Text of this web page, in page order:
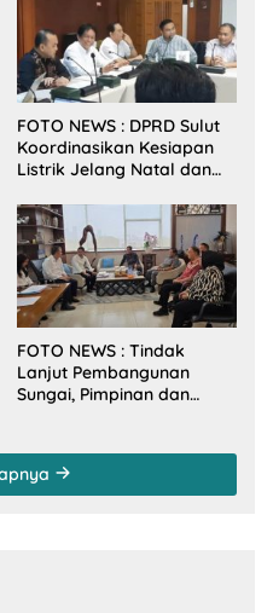
FOTO NEWS : DPRD Sulut
Koordinasikan Kesiapan
Listrik Jelang Natal dan
FOTO NEWS : Tindak
Lanjut Pembangunan
Sungai, Pimpinan dan
Kementerian PU-RI